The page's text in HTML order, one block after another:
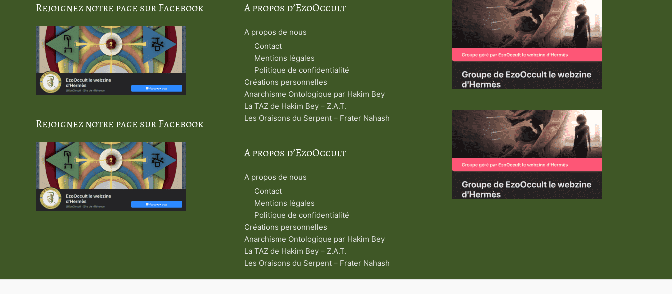
Rejoignez notre page sur Facebook
Rejoignez notre page sur Facebook
A propos d’EzoOccult
A propos de nous
Contact
Mentions légales
Politique de confidentialité
Créations personnelles
Anarchisme Ontologique par Hakim Bey
La TAZ de Hakim Bey – Z.A.T.
Les Oraisons du Serpent – Frater Nahash
A propos d’EzoOccult
A propos de nous
Contact
Mentions légales
Politique de confidentialité
Créations personnelles
Anarchisme Ontologique par Hakim Bey
La TAZ de Hakim Bey – Z.A.T.
Les Oraisons du Serpent – Frater Nahash